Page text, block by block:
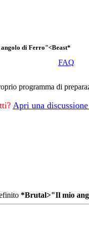
di Ferro"<Beast*
FAQ
programma di
Apri una
*Brutal>"Il mio